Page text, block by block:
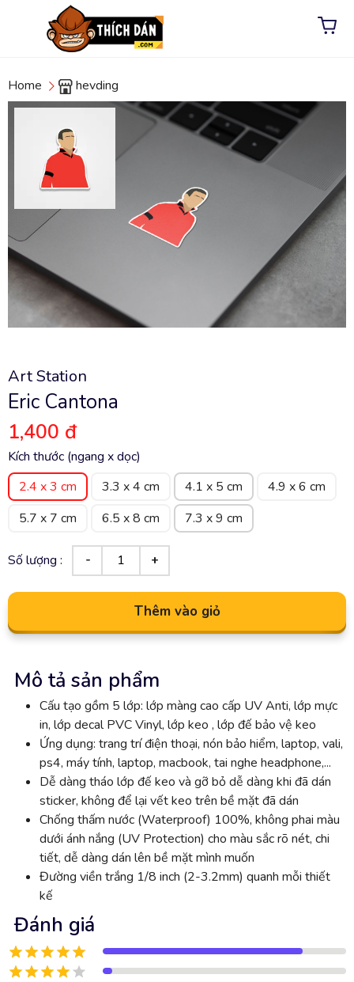
Home hevding
Art Station
Eric Cantona
1,400 đ
Kích thước (ngang x dọc)
2.4 x 3 cm
3.3 x 4 cm 4.1 x 5 cm
4.9 x 6 cm
5.7 x 7 cm
6.5 x 8 cm 7.3 x 9 cm
Số lượng :
Thêm vào giỏ
Mô tả sản phẩm
Cấu tạo gồm 5 lớp: lớp màng cao cấp UV Anti, lớp mực
in, lớp decal PVC Vinyl, lớp keo , lớp đế bảo vệ keo
Ứng dụng: trang trí điện thoại, nón bảo hiểm, laptop, vali,
ps4, máy tính, laptop, macbook, tai nghe headphone,...
Dễ dàng tháo lớp đế keo và gỡ bỏ dễ dàng khi đã dán
sticker, không để lại vết keo trên bề mặt đã dán
Chống thấm nước (Waterproof) 100%, không phai màu
dưới ánh nắng (UV Protection) cho màu sắc rõ nét, chi
tiết, dễ dàng dán lên bề mặt mình muốn
Đường viền trắng 1/8 inch (2-3.2mm) quanh mỗi thiết
kế
Đánh giá